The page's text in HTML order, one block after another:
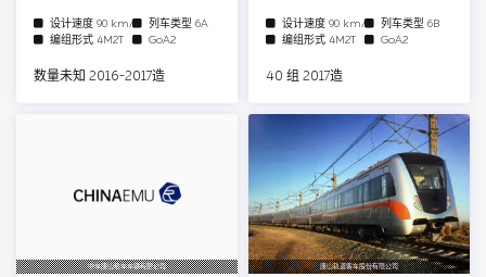
设计速度 90 km/h 列车类型 6A
编组形式 4M2T GoA2
数量未知 2016-2017造
设计速度 90 km/h 列车类型 6B
编组形式 4M2T GoA2
40 组 2017造
中车唐山机车车辆有限公司 唐山轨道客车股份有限公司